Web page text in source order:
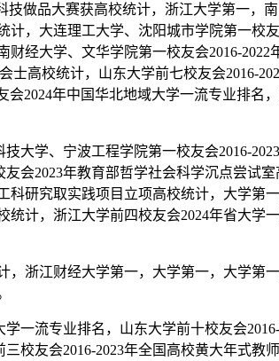
技做品大赛获高校统计，浙江大学第一，
，大连理工大学、沈阳城市学院第一校
经大学、文华学院第一校友会2016-
士高校统计，山东大学前七校友会2016-
2024年中国华北地域大学一流专业排名
学、宁波工程学院第一校友会2016-
会2023年教育部哲学社会科学沉点尝试
科研究取实践项目立项高校统计，大学
计，浙江大学前四校友会2024年省大
浙江财经大学第一，大学第一，大学第
流专业排名，山东大学前十校友会
校友会2016-2023年全国高校黄大年式